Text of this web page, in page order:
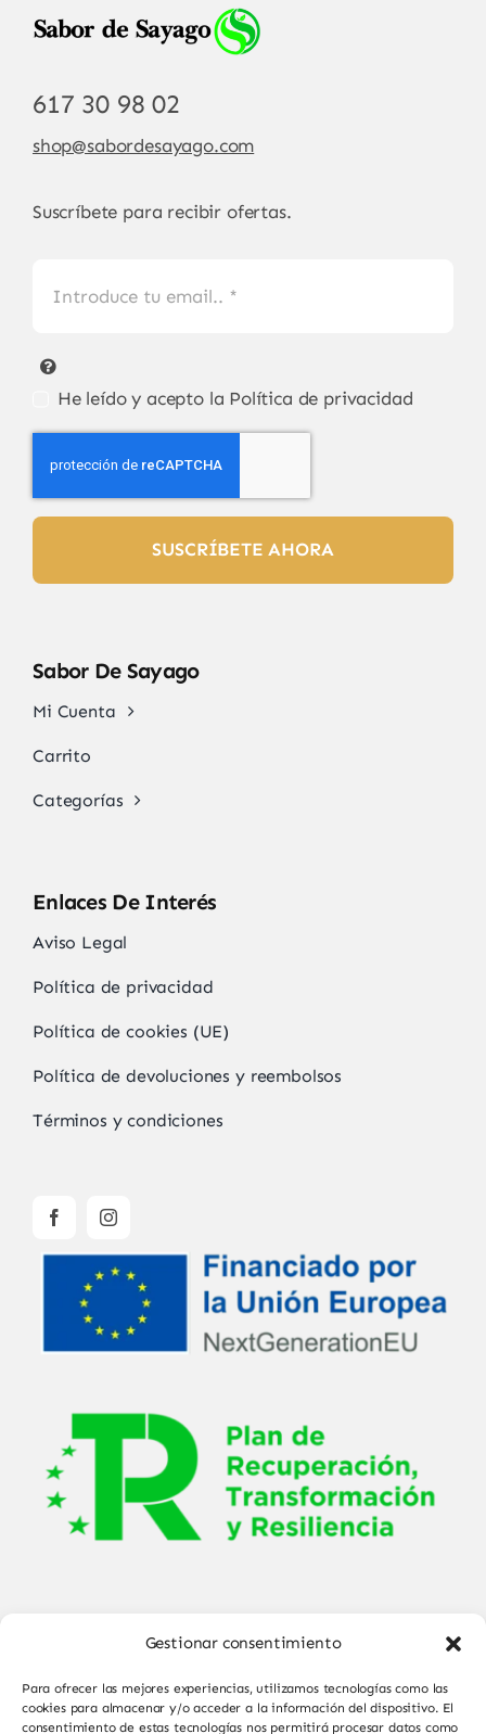
Gestionar consentimiento
Para ofrecer las mejores experiencias, utilizamos tecnologías como las
cookies para almacenar y/o acceder a la información del dispositivo. El
consentimiento de estas tecnologías nos permitirá procesar datos como
617 30 98 02
shop@sabordesayago.com
Suscríbete para recibir ofertas.
He leído y acepto la Política de privacidad
SUSCRÍBETE AHORA
Sabor De Sayago
Mi Cuenta
Carrito
Categorías
Enlaces De Interés
Aviso Legal
Política de privacidad
Política de cookies (UE)
Política de devoluciones y reembolsos
Términos y condiciones